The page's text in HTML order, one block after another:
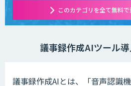
このカテゴリを全て無料
議事録作成AIツール
議事録作成AIとは、「音声認識